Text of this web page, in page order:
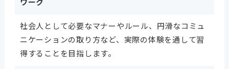
ワーク
社会人として必要なマナーやルール、円滑なコミュ
ニケーションの取り方など、実際の体験を通して習
得することを目指します。